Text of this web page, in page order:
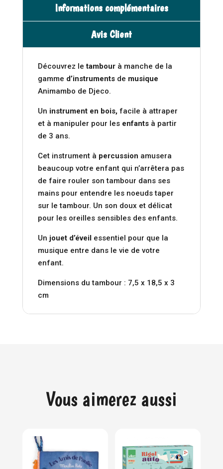
Informations complémentaires
Avis Client
Découvrez letambourà manche de la
gamme d’instrumentsde musique
Animambo de Djeco.
Un instrument en bois,facile à attraper
et à manipuler pour les enfantsà partir
de 3 ans.
Cet instrument à percussion amusera
beaucoup votre enfant qui n’arrêtera pas
de faire rouler son tambour dans ses
mains pour entendre les noeuds taper
sur le tambour. Un son doux et délicat
pour les oreilles sensibles des enfants.
Un jouet d’éveil essentiel pour que la
musique entre dans le vie de votre
enfant.
Dimensions du tambour : 7,5 x 18,5 x 3
cm
Vous aimerez aussi